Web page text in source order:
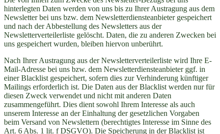
hinterlegten Daten werden von uns bis zu Ihrer Austragung aus dem
Newsletter bei uns bzw. dem Newsletterdiensteanbieter gespeichert
und nach der Abbestellung des Newsletters aus der
Newsletterverteilerliste gelöscht. Daten, die zu anderen Zwecken bei
uns gespeichert wurden, bleiben hiervon unberührt.
Nach Ihrer Austragung aus der Newsletterverteilerliste wird Ihre E-
Mail-Adresse bei uns bzw. dem Newsletterdiensteanbieter ggf. in
einer Blacklist gespeichert, sofern dies zur Verhinderung künftiger
Mailings erforderlich ist. Die Daten aus der Blacklist werden nur für
diesen Zweck verwendet und nicht mit anderen Daten
zusammengeführt. Dies dient sowohl Ihrem Interesse als auch
unserem Interesse an der Einhaltung der gesetzlichen Vorgaben
beim Versand von Newslettern (berechtigtes Interesse im Sinne des
Art. 6 Abs. 1 lit. f DSGVO). Die Speicherung in der Blacklist ist